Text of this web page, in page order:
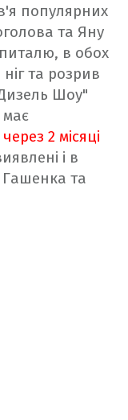
популярних
та Яну
в обох
та розрив
Шоу"
має
2 місяці
і в
та